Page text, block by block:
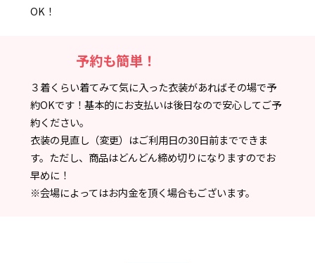
OK！
予約も簡単！
３着くらい着てみて気に入った衣装があればその場で予
約OKです！基本的にお支払いは後日なので安心してご予
約ください。
衣装の見直し（変更）はご利用日の30日前までできま
す。ただし、商品はどんどん締め切りになりますのでお
早めに！
※会場によってはお内金を頂く場合もございます。